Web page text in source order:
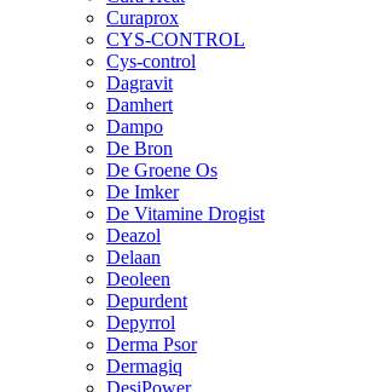
Curaprox
CYS-CONTROL
Cys-control
Dagravit
Damhert
Dampo
De Bron
De Groene Os
De Imker
De Vitamine Drogist
Deazol
Delaan
Deoleen
Depurdent
Depyrrol
Derma Psor
Dermagiq
DesiPower